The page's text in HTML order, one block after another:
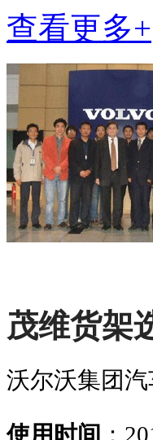
查看更多+
茂维货架
沃尔沃集团
使用时间 ：